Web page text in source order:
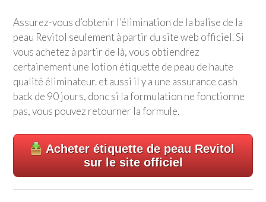
Assurez-vous d’obtenir l’élimination de la balise de la
peau Revitol seulement à partir du site web officiel. Si
vous achetez à partir de là, vous obtiendrez
certainement une lotion étiquette de peau de haute
qualité éliminateur. et aussi il y a une assurance cash
back de 90 jours, donc si la formulation ne fonctionne
pas, vous pouvez retourner la formule.
Acheter étiquette de peau Revitol
sur le site officiel